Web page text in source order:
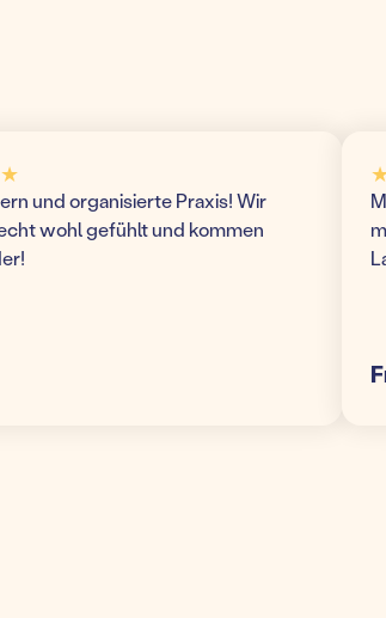
und organisierte Praxis! Wir
wohl gefühlt und kommen
★